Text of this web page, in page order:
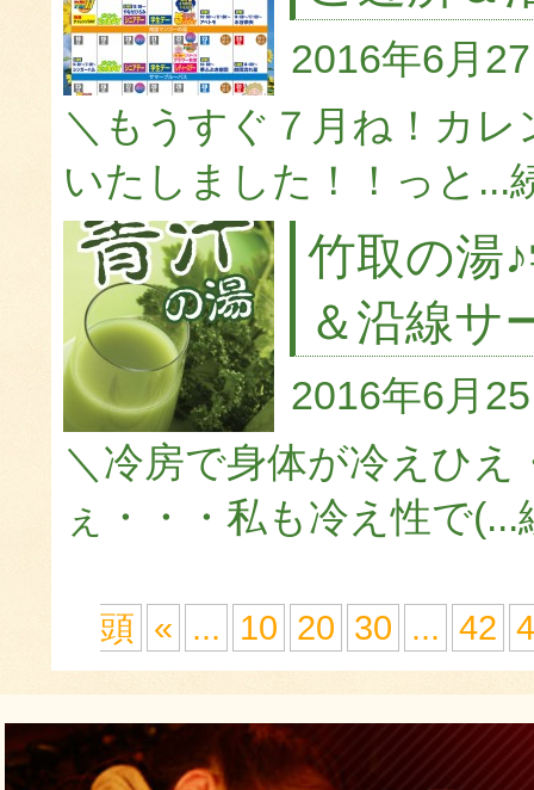
2016年6月
＼もうすぐ７月ね！カ
いたしました！！っと...
竹取の湯
＆沿線サ
2016年6月
＼冷房で身体が冷えひ
ぇ・・・私も冷え性で(...
頭 « ... 10 20 30 ... 42